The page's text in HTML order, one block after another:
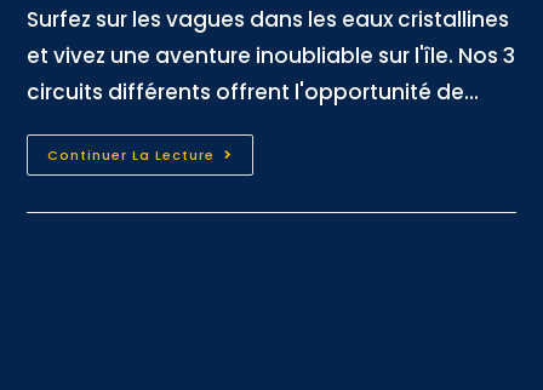
Surfez sur les vagues dans les eaux cristallines
et vivez une aventure inoubliable sur l'île. Nos 3
circuits différents offrent l'opportunité de...
Continuer La Lecture